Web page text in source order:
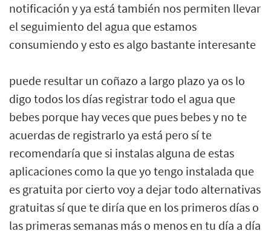
notificación y ya está también nos permiten llevar
el seguimiento del agua que estamos
consumiendo y esto es algo bastante interesante
puede resultar un coñazo a largo plazo ya os lo
digo todos los días registrar todo el agua que
bebes porque hay veces que pues bebes y no te
acuerdas de registrarlo ya está pero sí te
recomendaría que si instalas alguna de estas
aplicaciones como la que yo tengo instalada que
es gratuita por cierto voy a dejar todo alternativas
gratuitas sí que te diría que en los primeros días o
las primeras semanas más o menos en tu día a día